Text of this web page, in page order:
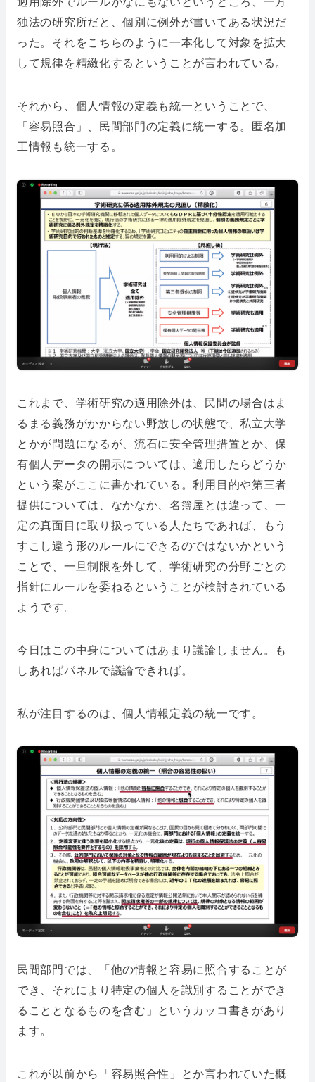
独法の研究所だと、個別に例外が書いてある状況だ
った。それをこちらのように一本化して対象を拡大
して規律を精緻化するということが言われている。
それから、個人情報の定義も統一ということで、
「容易照合」、民間部門の定義に統一する。匿名加
工情報も統一する。
これまで、学術研究の適用除外は、民間の場合はま
るまる義務がかからない野放しの状態で、私立大学
とかが問題になるが、流石に安全管理措置とか、保
有個人データの開示については、適用したらどうか
という案がここに書かれている。利用目的や第三者
提供については、なかなか、名簿屋とは違って、一
定の真面目に取り扱っている人たちであれば、もう
すこし違う形のルールにできるのではないかという
ことで、一旦制限を外して、学術研究の分野ごとの
指針にルールを委ねるということが検討されている
ようです。
今日はこの中身についてはあまり議論しません。も
しあればパネルで議論できれば。
私が注目するのは、個人情報定義の統一です。
民間部門では、「他の情報と容易に照合することが
でき、それにより特定の個人を識別することができ
ることとなるものを含む」というカッコ書きがあり
ます。
これが以前から「容易照合性」とか言われていた概